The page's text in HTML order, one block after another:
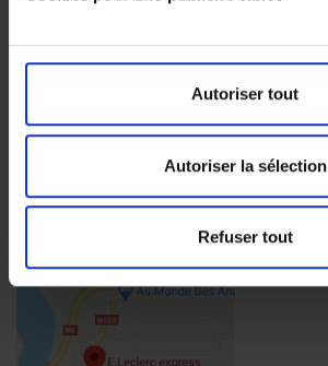
Autoriser tout
Autoriser la sélection
Refuser tout
97438 Ste Marie